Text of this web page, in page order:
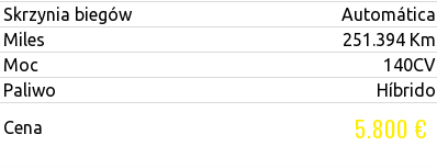
Skrzynia biegów
Automática
Miles
251.394 Km
Moc
140CV
Paliwo
Híbrido
Cena
5.800 €